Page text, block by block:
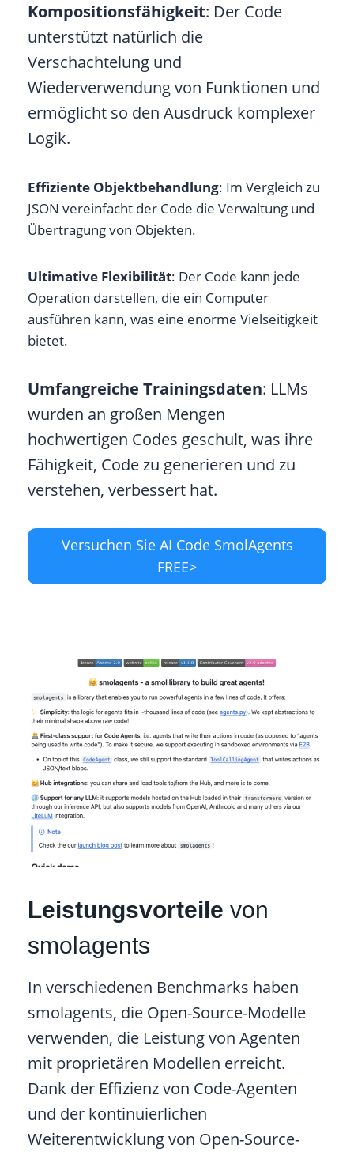
Kompositionsfähigkeit: Der Code
unterstützt natürlich die
Verschachtelung und
Wiederverwendung von Funktionen und
ermöglicht so den Ausdruck komplexer
Logik.
Effiziente Objektbehandlung: Im Vergleich zu
JSON vereinfacht der Code die Verwaltung und
Übertragung von Objekten.
Ultimative Flexibilität: Der Code kann jede
Operation darstellen, die ein Computer
ausführen kann, was eine enorme Vielseitigkeit
bietet.
Umfangreiche Trainingsdaten: LLMs
wurden an großen Mengen
hochwertigen Codes geschult, was ihre
Fähigkeit, Code zu generieren und zu
verstehen, verbessert hat.
Versuchen Sie AI Code SmolAgents
FREE>
Leistungsvorteile von
smolagents
In verschiedenen Benchmarks haben
smolagents, die Open-Source-Modelle
verwenden, die Leistung von Agenten
mit proprietären Modellen erreicht.
Dank der Effizienz von Code-Agenten
und der kontinuierlichen
Weiterentwicklung von Open-Source-